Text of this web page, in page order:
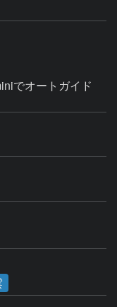
でオートガイド